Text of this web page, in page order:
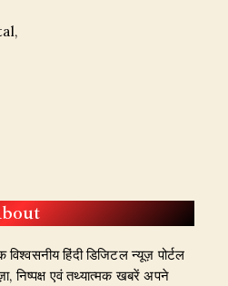
हिंदी डिजिटल न्यूज़ पोर्टल
निष्पक्ष एवं तथ्यात्मक खबरें अपने